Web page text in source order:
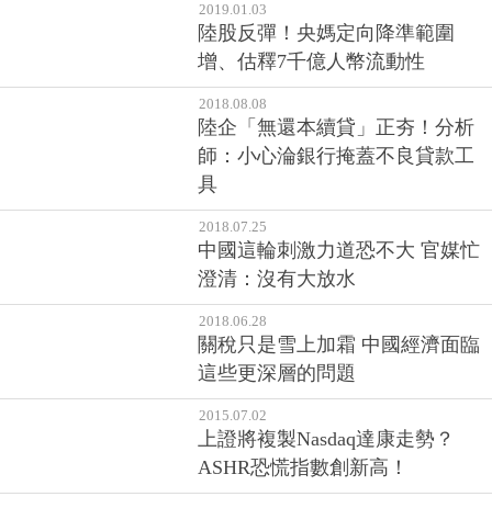
2019.01.03
陸股反彈！央媽定向降準範圍
增、估釋7千億人幣流動性
2018.08.08
陸企「無還本續貸」正夯！分析
師：小心淪銀行掩蓋不良貸款工
具
2018.07.25
中國這輪刺激力道恐不大 官媒忙
澄清：沒有大放水
2018.06.28
關稅只是雪上加霜 中國經濟面臨
這些更深層的問題
2015.07.02
上證將複製Nasdaq達康走勢？
ASHR恐慌指數創新高！